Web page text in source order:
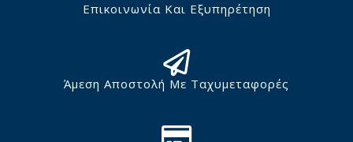
Επικοινωνία Και Εξυπηρέτηση
Άμεση Αποστολή Με Ταχυμεταφορές